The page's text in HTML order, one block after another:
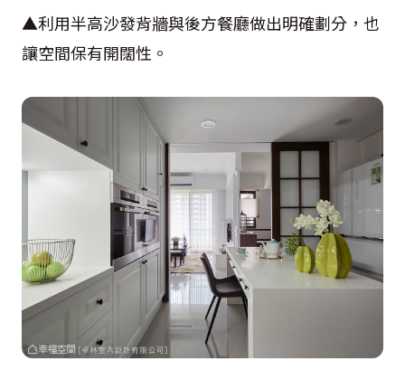
▲利用半高沙發背牆與後方餐廳做出明確劃分，也
讓空間保有開闊性。